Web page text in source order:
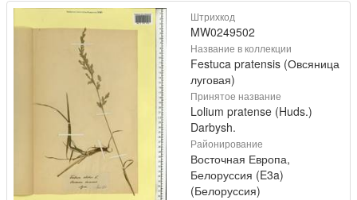
Штрихкод
MW0249502
Название в коллекции
Festuca pratensis (Овсяница
луговая)
Принятое название
Lolium pratense (Huds.)
Darbysh.
Районирование
Восточная Европа,
Белоруссия (E3a)
(Белоруссия)